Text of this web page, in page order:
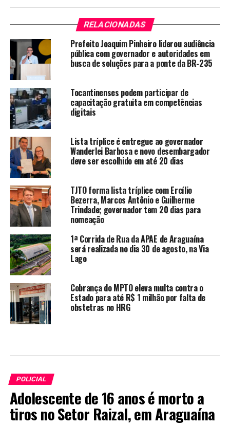
RELACIONADAS
Prefeito Joaquim Pinheiro liderou audiência
pública com governador e autoridades em
busca de soluções para a ponte da BR-235
Tocantinenses podem participar de
capacitação gratuita em competências
digitais
Lista tríplice é entregue ao governador
Wanderlei Barbosa e novo desembargador
deve ser escolhido em até 20 dias
TJTO forma lista tríplice com Ercílio
Bezerra, Marcos Antônio e Guilherme
Trindade; governador tem 20 dias para
nomeação
1ª Corrida de Rua da APAE de Araguaína
será realizada no dia 30 de agosto, na Via
Lago
Cobrança do MPTO eleva multa contra o
Estado para até R$ 1 milhão por falta de
obstetras no HRG
POLICIAL
Adolescente de 16 anos é morto a
tiros no Setor Raizal, em Araguaína